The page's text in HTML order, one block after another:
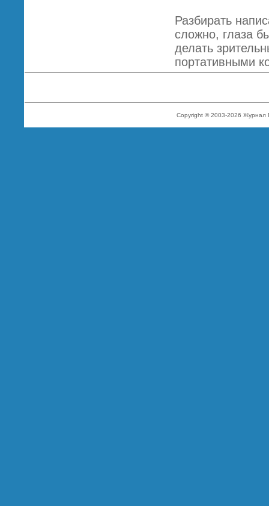
Разбирать
сложно, глаза
делать
портативными
Copyright © 2003-2026 Журнал